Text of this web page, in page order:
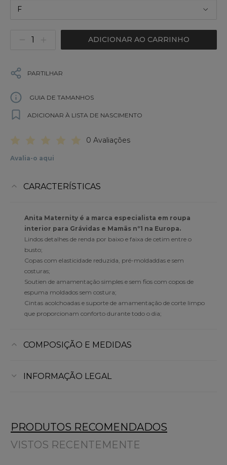
F
ADICIONAR AO CARRINHO
PARTILHAR
GUIA DE TAMANHOS
ADICIONAR À LISTA DE NASCIMENTO
0 Avaliações
Avalia-o aqui
CARACTERÍSTICAS
Anita Maternity é a marca especialista em roupa
interior para Grávidas e Mamãs nº1 na Europa.
Lindos detalhes de renda por baixo e faixa de cetim entre o
busto;
Copas com elasticidade reduzida, pré-moldaddas e sem
costuras;
Soutien de amamentação simples e sem fios com copos de
espuma moldados sem costura;
Cintas acolchoadas e suporte de amamentação de corte limpo
que proporcionam conforto durante todo o dia;
COMPOSIÇÃO E MEDIDAS
INFORMAÇÃO LEGAL
PRODUTOS RECOMENDADOS
VISTOS RECENTEMENTE